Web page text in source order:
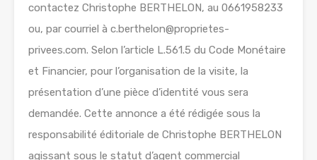
contactez Christophe BERTHELON, au 0661958233
ou, par courriel à c.berthelon@proprietes-
privees.com. Selon l’article L.561.5 du Code Monétaire
et Financier, pour l’organisation de la visite, la
présentation d’une pièce d’identité vous sera
demandée. Cette annonce a été rédigée sous la
responsabilité éditoriale de Christophe BERTHELON
agissant sous le statut d’agent commercial